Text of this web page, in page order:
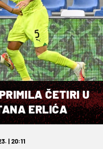
ČETIRI U
ERLIĆA
| 20:11